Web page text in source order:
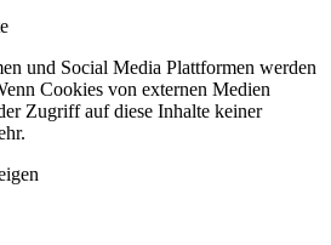
und Social Media Plattformen werden
Cookies von externen Medien
Zugriff auf diese Inhalte keiner